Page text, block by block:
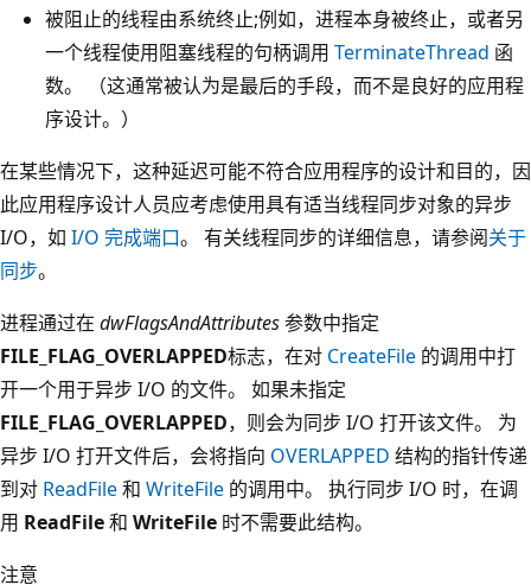
被阻止的线程由系统终止;例如，进程本身被终止，或者另
一个线程使用阻塞线程的句柄调用 TerminateThread 函
数。 （这通常被认为是最后的手段，而不是良好的应用程
序设计。）
在某些情况下，这种延迟可能不符合应用程序的设计和目的，因
此应用程序设计人员应考虑使用具有适当线程同步对象的异步
I/O，如 I/O 完成端口。 有关线程同步的详细信息，请参阅关于
同步。
进程通过在 dwFlagsAndAttributes参数中指定
FILE_FLAG_OVERLAPPED标志，在对 CreateFile 的调用中打
开一个用于异步 I/O 的文件。 如果未指定
FILE_FLAG_OVERLAPPED，则会为同步 I/O 打开该文件。 为
异步 I/O 打开文件后，会将指向 OVERLAPPED 结构的指针传递
到对 ReadFile和 WriteFile 的调用中。 执行同步 I/O 时，在调
用 ReadFile和 WriteFile 时不需要此结构。
注意